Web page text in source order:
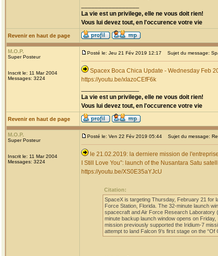
La vie est un privilege, elle ne vous doit rien!
Vous lui devez tout, en l'occurence votre vie
Revenir en haut de page
M.O.P.
Super Posteur
Inscrit le: 11 Mar 2004
Messages: 3224
Posté le: Jeu 21 Fév 2019 12:17 Sujet du message:
Spacex Boca Chica Update - Wednesday Feb
https://youtu.be/xIazoCEfF6k
La vie est un privilege, elle ne vous doit rien!
Vous lui devez tout, en l'occurence votre vie
Revenir en haut de page
M.O.P.
Super Posteur
Inscrit le: 11 Mar 2004
Messages: 3224
Posté le: Ven 22 Fév 2019 05:44 Sujet du message:
le 21.02.2019: la derniere mission de
I Still Love You”: launch of the Nusantara Satu
https://youtu.be/XS0E35aYJcU
Citation:
SpaceX is targeting Thursday, February 21 for
Force Station, Florida. The 32-minute launch
spacecraft and Air Force Research Laboratory
minute backup launch window opens on
mission previously supported the Iridium-7
attempt to land Falcon 9’s first stage on the